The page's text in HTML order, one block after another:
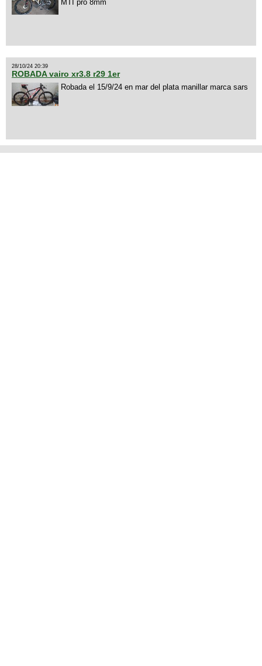
MTI pro 8mm
28/10/24 20:39
ROBADA vairo xr3.8 r29 1er
Robada el 15/9/24 en mar del plata manillar marca sars